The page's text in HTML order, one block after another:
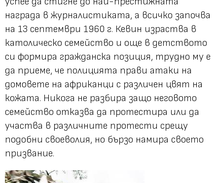
награда в журналистиката, а всичко започва
на 13 септември 1960 г. Кевин израства в
католическо семейство и още в детството
си формира гражданска позиция, трудно му е
да приеме, че полицията прави атаки на
домовете на африканци с различен цвят на
кожата. Никога не разбира защо неговото
семейство отказва да протестира или да
участва в различните протести срещу
подобни своеволия, но бързо намира своето
призвание.